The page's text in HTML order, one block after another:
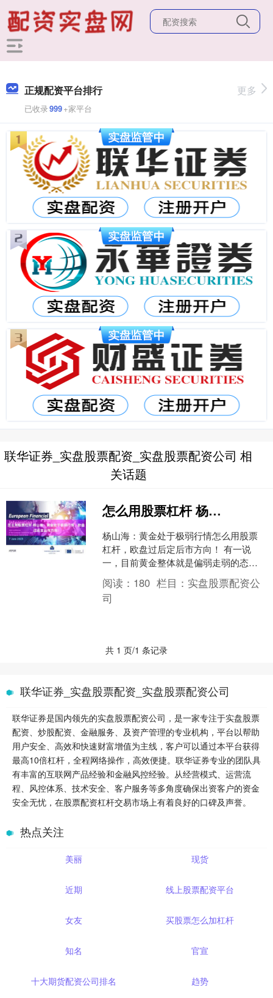
正规配资平台排行
已收录999+家平台
更多
联华证券_实盘股票配资_实盘股票配资公司 相
关话题
怎么用股票杠杆 杨山海：黄金处于极弱行情，欧盘过后定后市方向！
杨山海：黄金处于极弱行情怎么用股票
杠杆，欧盘过后定后市方向！ 有一说
一，目前黄金整体就是偏弱走弱的态
势，周一没能站稳 4580 这个关口，周二
再度迎来大跌行情，....
阅读： 180 栏目： 实盘股票配资公
司
共 1 页/1 条记录
联华证券_实盘股票配资_实盘股票配资公司
联华证券是国内领先的实盘股票配资公司，是一家专注于实盘股票
配资、炒股配资、金融服务、及资产管理的专业机构，平台以帮助
用户安全、高效和快速财富增值为主线，客户可以通过本平台获得
最高10倍杠杆，全程网络操作，高效便捷。联华证券专业的团队具
有丰富的互联网产品经验和金融风控经验。从经营模式、运营流
程、风控体系、技术安全、客户服务等多角度确保出资客户的资金
安全无忧，在股票配资杠杆交易市场上有着良好的口碑及声誉。
热点关注
美丽 现货
近期 线上股票配资平台
女友 买股票怎么加杠杆
知名 官宣
十大期货配资公司排名 趋势